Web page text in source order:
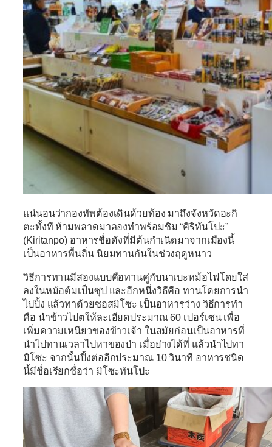
แน่นอนว่ากองทัพต้องเดินด้วยท้อง มาถึงจังหวัดอะกิ
ตะทั้งที ห้ามพลาดมาลองทำพร้อมชิม“คิริทันโปะ”
(Kiritanpo)อาหารชื่อดังที่มีต้นกำเนิดมาจากเมืองนี้
เป็นอาหารพื้นถิ่น นิยมทานกันในช่วงฤดูหนาว
วิธีการทานมีสองแบบคือทานคู่กับนาเบะหม้อไฟโดยใส่
ลงในหม้อต้มเป็นซุป และอีกหนึ่งวิธีคือ ทานโดยการนำ
ไปปิ้ง แล้วทาด้วยซอสมิโซะ เป็นอาหารว่าง วิธีการทำ
คือ นำข้าวไปตให้ละเอียดประมาณ 60 เปอร์เซน เพื่อ
เพิ่มความเหนียวของข้าวเจ้า ในสมัยก่อนเป็นอาหารที่
นำไปทานเวลาไปหาของป่า เมื่อย่างได้ที่ แล้วนำไปทา
มิโซะ จากนั้นปิ้งต่ออีกประมาณ 10 วินาที อาหารชนิด
นี้มีชื่อเรียกชื่อว่า มิโซะทันโปะ